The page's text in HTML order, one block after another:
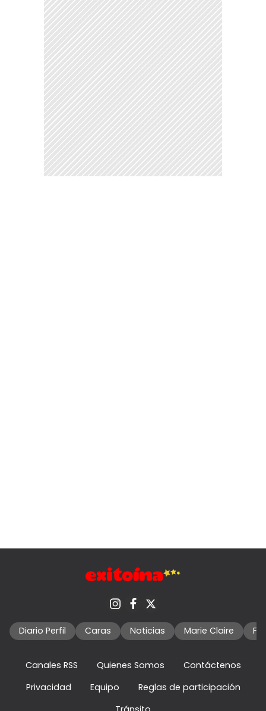
Diario Perfil Caras Noticias Marie Claire
Canales RSS Quienes Somos
Contáctenos
Privacidad
Equipo
Reglas de participación